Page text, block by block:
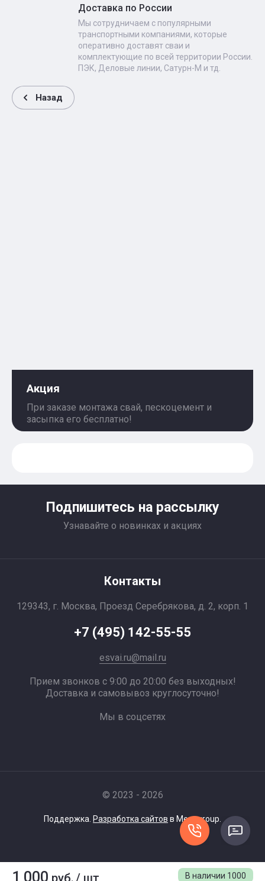
Акция
При заказе монтажа свай, пескоцемент и
засыпка его бесплатно!
В наличии 1000
1 000 руб. / шт
Доставка по России
Мы сотрудничаем с популярными
транспортными компаниями, которые
оперативно доставят сваи и
комплектующие по всей территории России.
ПЭК, Деловые линии, Сатурн-М и тд.
Назад
Подпишитесь на рассылку
Узнавайте о новинках и акциях
Контакты
129343, г. Москва, Проезд Серебрякова, д. 2, корп. 1
+7 (495) 142-55-55
esvai.ru@mail.ru
Прием звонков с 9:00 до 20:00 без выходных!
Доставка и самовывоз круглосуточно!
Мы в соцсетях
© 2023 - 2026
Поддержка. Разработка сайтов в Megagroup.